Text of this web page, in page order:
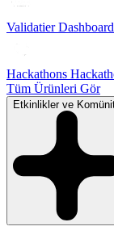
Validatier Dashboard
Hackathons
Tüm Ürünleri Gör
Etkinlikler ve